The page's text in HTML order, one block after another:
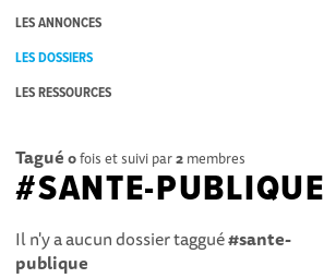
LES ANNONCES
LES DOSSIERS
LES RESSOURCES
Tagué 0fois et suivi par2 membres
#SANTE-PUBLIQUE
Il n'y a aucun dossier taggué#sante-
publique